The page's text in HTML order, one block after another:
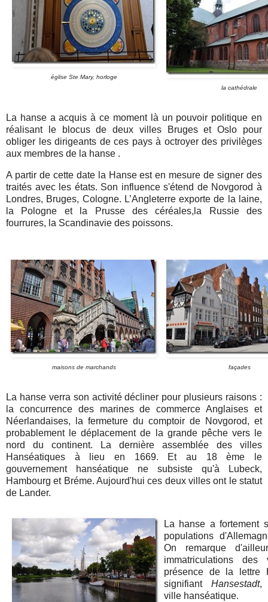
église Ste Mary, horloge
la cathédrale
La hanse a acquis à ce moment là un pouvoir politique en
réalisant le blocus de deux villes Bruges et Oslo pour
obliger les dirigeants de ces pays à octroyer des privilèges
aux membres de la hanse .
A partir de cette date la Hanse est en mesure de signer des
traités avec les états. Son influence s'étend de Novgorod à
Londres, Bruges, Cologne. L’Angleterre exporte de la laine,
la Pologne et la Prusse des céréales,la Russie des
fourrures, la Scandinavie des poissons.
maisons de marchands façades
La hanse verra son activité décliner pour plusieurs raisons :
la concurrence des marines de commerce Anglaises et
Néerlandaises, la fermeture du comptoir de Novgorod, et
probablement le déplacement de la grande pêche vers le
nord du continent. La dernière assemblée des villes
Hanséatiques à lieu en 1669. Et au 18 ème le
gouvernement hanséatique ne subsiste qu'à Lubeck,
Hambourg et Bréme. Aujourd'hui ces deux villes ont le statut
de Lander.
La hanse a fortement
populations
On remarque
immatriculations des
présence de la
signifiant Hansestadt,
ville hanséatique.